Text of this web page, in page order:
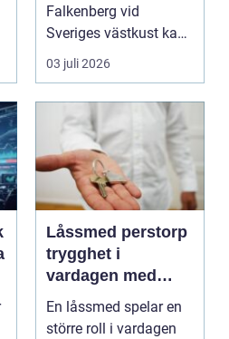
Falkenberg vid
Sveriges västkust kan
vara både...
03 juli 2026
Låssmed perstorp
trygghet i
vardagen med
moderna lås och
säkerhet
En låssmed spelar en
större roll i vardagen